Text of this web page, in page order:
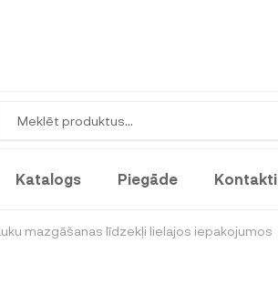
Katalogs Piegāde Kontakti
mazgāšanas līdzekļi lielajos iepakojumos